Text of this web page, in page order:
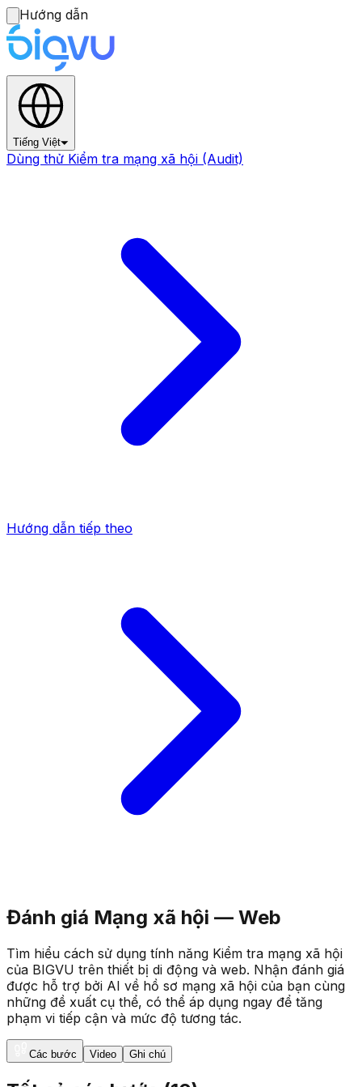
Hướng dẫn
Tiếng Việt
Dùng thử Kiểm tra mạng xã hội (Audit)
Hướng dẫn tiếp theo
Đánh giá Mạng xã hội — Web
Tìm hiểu cách sử dụng tính năng Kiểm tra mạng xã hội
của BIGVU trên thiết bị di động và web. Nhận đánh giá
được hỗ trợ bởi AI về hồ sơ mạng xã hội của bạn cùng
những đề xuất cụ thể, có thể áp dụng ngay để tăng
phạm vi tiếp cận và mức độ tương tác.
Các bước Video Ghi chú